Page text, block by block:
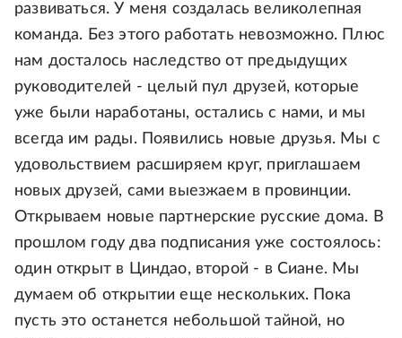
развиваться. У меня создалась великолепная
команда. Без этого работать невозможно. Плюс
нам досталось наследство от предыдущих
руководителей - целый пул друзей, которые
уже были наработаны, остались с нами, и мы
всегда им рады. Появились новые друзья. Мы с
удовольствием расширяем круг, приглашаем
новых друзей, сами выезжаем в провинции.
Открываем новые партнерские русские дома. В
прошлом году два подписания уже состоялось:
один открыт в Циндао, второй - в Сиане. Мы
думаем об открытии еще нескольких. Пока
пусть это останется небольшой тайной, но